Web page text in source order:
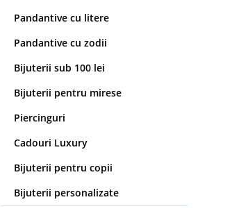
Pandantive cu litere
Pandantive cu zodii
Bijuterii sub 100 lei
Bijuterii pentru mirese
Piercinguri
Cadouri Luxury
Bijuterii pentru copii
Bijuterii personalizate